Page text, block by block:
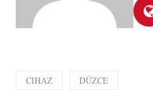
CIHAZ DÜZCE